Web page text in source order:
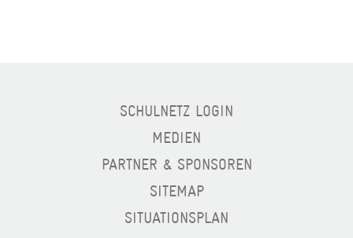
SCHULNETZ LOGIN
MEDIEN
PARTNER & SPONSOREN
SITEMAP
SITUATIONSPLAN